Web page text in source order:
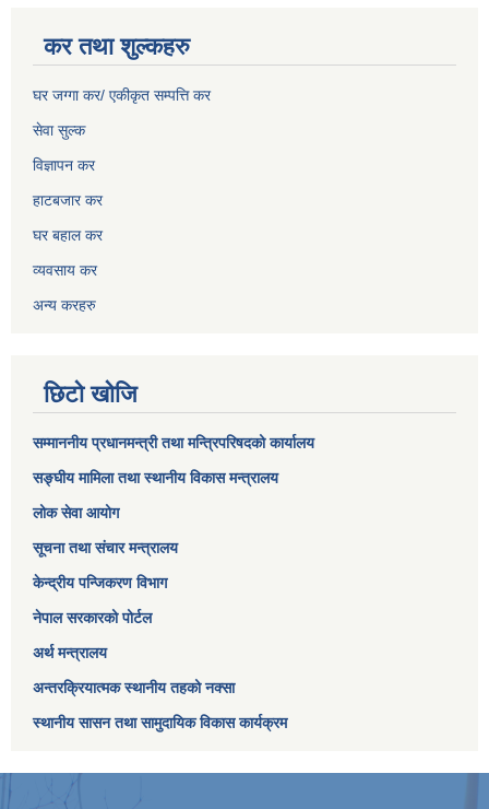
कर तथा शुल्कहरु
घर जग्गा कर/ एकीकृत सम्पत्ति कर
सेवा सुल्क
विज्ञापन कर
हाटबजार कर
घर बहाल कर
व्यवसाय कर
अन्य करहरु
छिटो खोजि
सम्माननीय प्रधानमन्त्री तथा मन्त्रिपरिषद‌को कार्यालय
सङ्घीय मामिला तथा स्थानीय विकास मन्त्रालय
लोक सेवा आयोग
सूचना तथा संचार मन्त्रालय
केन्द्रीय पन्जिकरण विभाग
नेपाल सरकारको पोर्टल
अर्थ मन्त्रालय
अन्तरक्रियात्मक स्थानीय तहको नक्सा
स्थानीय सासन तथा सामुदायिक विकास कार्यक्रम